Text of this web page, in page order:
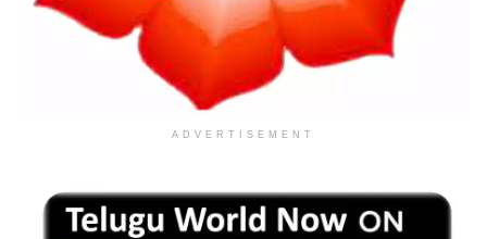
ADVERTISEMENT